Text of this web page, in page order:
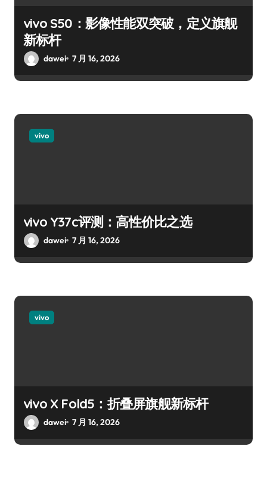
vivo S50：影像性能双突破，定义旗舰
新标杆
dawei 7 月 16, 2026
vivo
vivo Y37c评测：高性价比之选
dawei 7 月 16, 2026
vivo
vivo X Fold5：折叠屏旗舰新标杆
dawei 7 月 16, 2026